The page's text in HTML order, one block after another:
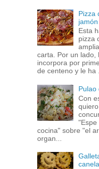
Pizza
Esta
pizza
carta. Por un lado,
incorpora por
de centeno y le ha
Pulao
Con
"Espe
cocina" sobre "el
organ...